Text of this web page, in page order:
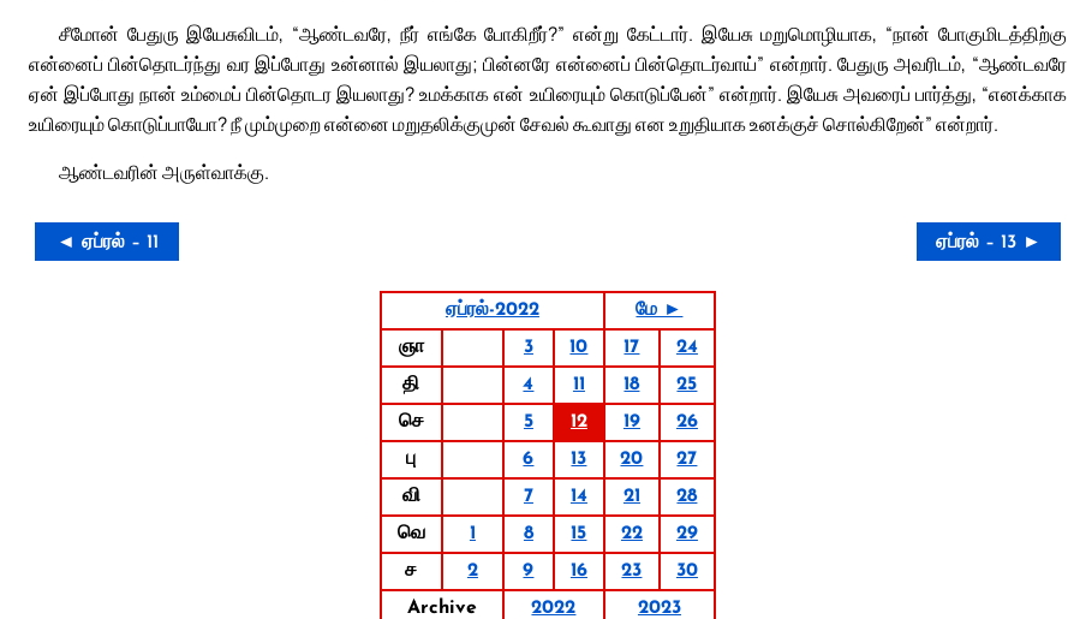
சீமோன் பேதுரு இயேசுவிடம், “ஆண்டவரே, நீர் எங்கே போகிறீர்?” என்று கேட்டார். இயேசு மறுமொழியாக, “நான் போகுமிடத்திற்கு
என்னைப் பின்தொடர்ந்து வர இப்போது உன்னால் இயலாது; பின்னரே என்னைப் பின்தொடர்வாய்” என்றார். பேதுரு அவரிடம், “ஆண்டவரே
ஏன் இப்போது நான் உம்மைப் பின்தொடர இயலாது? உமக்காக என் உயிரையும் கொடுப்பேன்” என்றார். இயேசு அவரைப் பார்த்து, “எனக்காக
உயிரையும் கொடுப்பாயோ? நீ மும்முறை என்னை மறுதலிக்குமுன் சேவல் கூவாது என உறுதியாக உனக்குச் சொல்கிறேன்” என்றார்.
ஆண்டவரின் அருள்வாக்கு.
◄ ஏப்ரல் – 11 ஏப்ரல் – 13 ►
ஏப்ரல்-2022
மே ►
ஞா
3 10 17
24
தி
4 11 18
25
செ
5 12 19
26
பு
6 13 20
27
வி
7 14 21
28
வெ
1 8 15 22
29
ச
2 9 16 23
30
Archive
2022 2023